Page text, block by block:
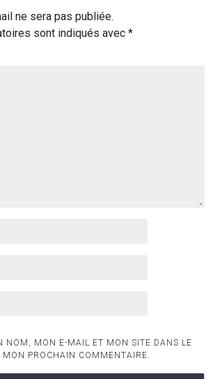
ne sera pas publiée.
sont indiqués avec *
NOM, MON E-MAIL ET MON SITE DANS LE
MON PROCHAIN COMMENTAIRE.